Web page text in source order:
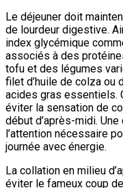
Le déjeuner doit
de lourdeur digestive.
index glycémique
associés à des
tofu et des légumes
filet d’huile de colza ou
acides gras essentiels.
éviter la sensation de
début d’après-midi.
l’attention nécessaire
journée avec énergie.
La collation en milieu
éviter le fameux coup